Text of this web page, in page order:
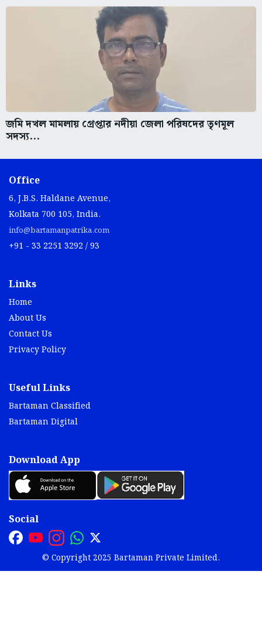
জমি দখল মামলায় গ্রেপ্তার নদীয়া জেলা পরিষদের তৃণমূল
সদস্য...
Office
6, J.B.S. Haldane Avenue,
Kolkata 700 105, India.
info@bartamanpatrika.com
+91 - 33 2251 3292 / 93
Links
Home
About Us
Contact Us
Privacy Policy
Useful Links
Bartaman Classified
Bartaman Digital
Download App
Social
© Copyright 2025 Bartaman Private Limited.